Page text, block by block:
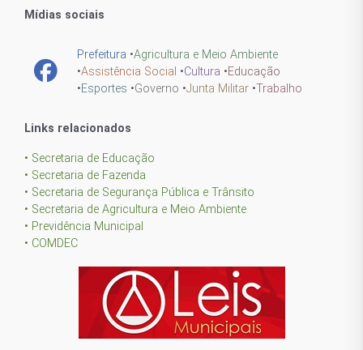
Mídias sociais
Prefeitura •Agricultura e Meio Ambiente
•Assistência Social •Cultura •Educação
•Esportes •Governo •Junta Militar •Trabalho
Links relacionados
• Secretaria de Educação
• Secretaria de Fazenda
• Secretaria de Segurança Pública e Trânsito
• Secretaria de Agricultura e Meio Ambiente
• Previdência Municipal
• COMDEC